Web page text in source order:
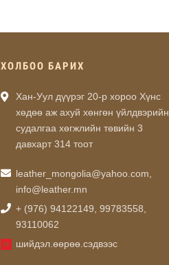
ХОЛБОО БАРИХ
Хан-Уул дүүрэг 20-р хороо Хүнс
хөдөө аж ахуй хөнгөн үйлдвэрийн
судалгаа хөгжлийн төвийн 3
давхарт 314 тоот
leather_mongolia@yahoo.com
info@leather.mn
+ (976) 94122149, 99783558,
93110062
шийдэл.өөрөө.сэдвээс